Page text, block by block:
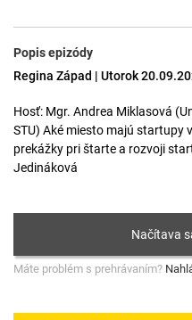
Popis epizódy
Regina Západ | Utorok
Hosť: Mgr. Andrea Miklasová
STU) Aké miesto majú startupy
prekážky pri štarte a rozvoji
Jedináková
Máte problém s prehrávaním?